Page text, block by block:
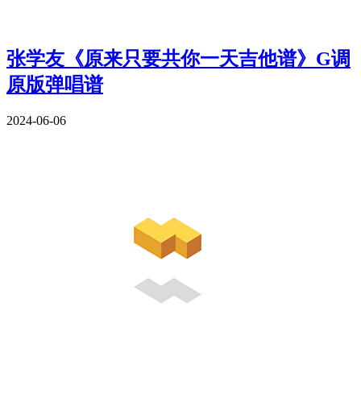
张学友《原来只要共你一天吉他谱》G调
原版弹唱谱
2024-06-06